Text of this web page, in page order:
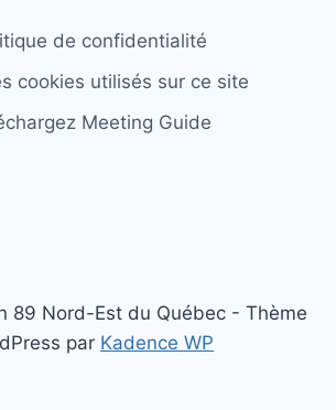
de confidentialité
cookies utilisés sur ce site
Meeting Guide
89 Nord-Est du Québec - Thème
par Kadence WP